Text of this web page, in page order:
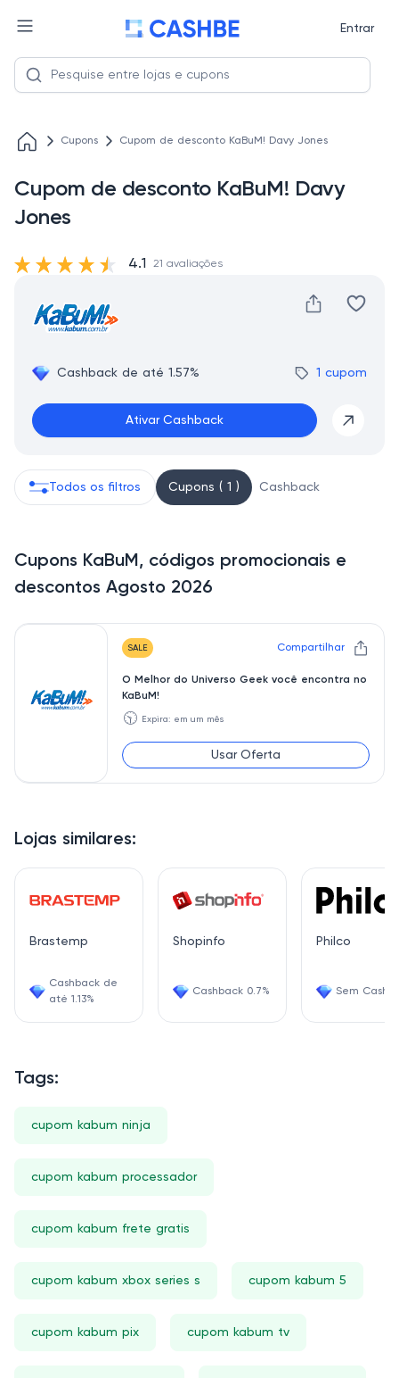
Entrar
Cupons Cupom de desconto KaBuM! Davy Jones
Cupom de desconto KaBuM! Davy
Jones
Cashback de até 1.57% 1 cupom
Ativar Cashback
4.1 21 avaliações
Lojas similares:
Brastemp
Cashback de
até 1.13%
Shopinfo
Cashback 0.7%
Philco
Sem
Tags:
cupom kabum ninja
cupom kabum processador
cupom kabum frete gratis
cupom kabum xbox series s cupom kabum 5
cupom kabum pix cupom kabum tv
Todos os filtros Cupons ( 1 ) Cashback
Cupons KaBuM, códigos promocionais e
descontos Agosto 2026
SALE Compartilhar
O Melhor do Universo Geek você encontra no
KaBuM!
🕥 Expira: em um mês
Usar Oferta